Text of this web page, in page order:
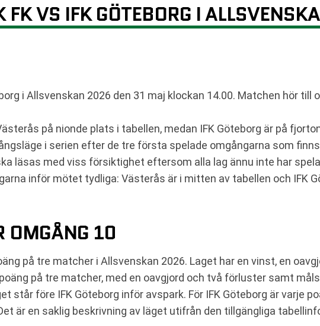
FK VS IFK GÖTEBORG I
i Allsvenskan 2026 den 31 maj klockan 14.00. Matchen hör till
på nionde plats i tabellen, medan IFK Göteborg är på
i serien efter de tre första spelade omgångarna som
läsas med viss försiktighet eftersom alla lag ännu inte har
inför mötet tydliga: Västerås är i mitten av tabellen och IFK
OMGÅNG 10
på tre matcher i Allsvenskan 2026. Laget har en vinst, en
på tre matcher, med en oavgjord och två förluster samt
står före IFK Göteborg inför avspark. För IFK Göteborg är varje
är en saklig beskrivning av läget utifrån den tillgängliga